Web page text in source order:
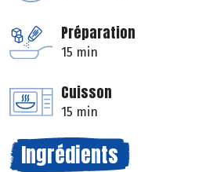
Préparation
15 min
Cuisson
15 min
Ingrédients